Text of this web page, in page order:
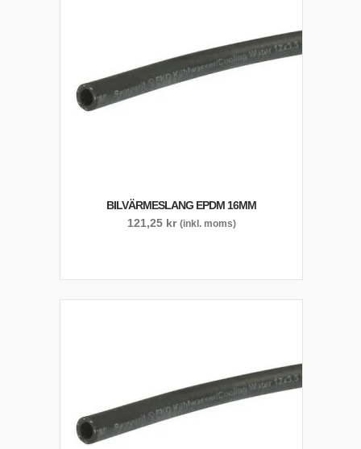
BILVÄRMESLANG EPDM 16MM
121,25 kr (inkl. moms)